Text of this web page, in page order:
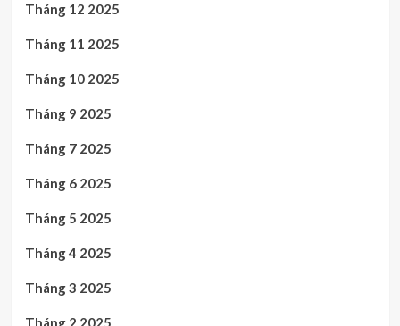
Tháng 12 2025
Tháng 11 2025
Tháng 10 2025
Tháng 9 2025
Tháng 7 2025
Tháng 6 2025
Tháng 5 2025
Tháng 4 2025
Tháng 3 2025